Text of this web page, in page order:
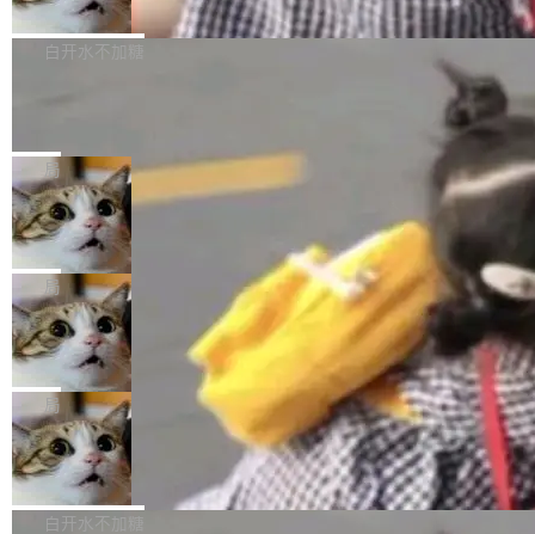
atePad Edge 升级至 HarmonyOS 6.1.0.135S
P9 patch03及以上版本。 *升级路径：设置 > 搜
来自中国开发者雷霄骅（Lei Xiaohua）。 对于
很多中国音视频开发者而言，这个名字并不陌
“启蒙老师”。 而今年，恰好是雷霄骅离世十周
年。FFmpeg 社区最终选择用一个大版本的名
字，留下了这份纪念。 雷霄骅曾是中国传媒大学
数字电视技术方向的博士生，长期从事视频、音
频技...
万元，超预算 860%
外媒近日曝光了亚马逊的多份内部报告显示，AI
导致公司在多个项目上超支。《金融时报》报道
编写程序，目标是完成电商平台作者信息与商品
列表的数据匹配 —— 一项常规的数据处理任
务，最终却产生了 180 万美元的账单，实际支出
超出原定预算 860%。 更令人意外的是，该项目
最终并未成功落地，而高额算力消耗持续运行长
达 5 个月，公司直到财务对账时才察觉异常。这
意味着一个无人看管的 AI 程序，在近半年时间
里日夜不停地"烧钱"。 复盘显示，...
白开水不加糖
e CEO Clément Delangue 在 CNBC 的采访里
没有拐弯抹角。他说中国正在赢得 AI 竞赛，而
且按目前的速度，中国 AI 工具预计在今年底或
2027 年就能追上美国前沿实验室的水平。 Dela
ngue 把原因归结为一件事：开放协作。中国的
AI 开发者在一个共享和协作的生态里加速迭代，
而美国模型厂商在"闭门造车"。他的原话是 "buil
ding in silos"——各自为战，互不通气。 这个判
断从他嘴里说出来分量不同。Hugging Face 是
全球最大的开源 AI 平台，上面跑着上百万个模
型。谁在开源赛道上领先，...
局
当 AI agent 把源码变成了最好的扩展系
统，开发者工具必须开源
五年前，David Crawshaw 问过很多软件工程师
一个问题：你写过什么给自己用的程序？答案几
乎都是没有。工程师们整天用别人写的程序写程
序给别人用。偶尔有人自己写个博客系统、智能
家居控制、家庭实验室，都算稀奇事。 Crawsh
aw 是 Shelley 的作者，一个开源 AI coding age
nt。他最近在博客上写了一篇文章，核心论点很
简单：开发者工具必须开源。 理由不是传统的自
由软件情怀，而是一个跟 AI agent 直接相关的
技术判断。 两行 prompt 就能个性化任何软件 C
局
DeepSeek Harness 宣布内测邀请，全
网最大规模开源 Agent 路演现场诞生
一条内测招募帖，发出去的时候大概没人想到它
会变成一场开源 Agent 生态的路演。 8月1日，
DeepSeek Harness 团队负责人崔添翼（tiany
i）在 X 上发帖： 「如果你是 Agent Harness 相
关开源项目的开发者，希望参加 DeepSeek Har
ness 的内测，可以回复或私信联系我。请附上
局
商汤 SenseNova U1.5-Lite-Preview
开源
商汤科技宣布面向社区开源轻量级统一多模态模
型的预览版本 SenseNova U1.5-Lite-Preview。
白开水不加糖